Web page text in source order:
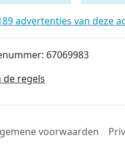
vorenpakker
advertenties van deze
67069983
de regels
voorwaarden